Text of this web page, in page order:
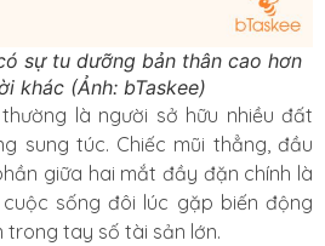
sự tu dưỡng bản thân cao hơn
khác (Ảnh: bTaskee)
là người sở hữu nhiều đất
sung túc. Chiếc mũi thẳng, đầu
giữa hai mắt đầy đặn chính là
sống đôi lúc gặp biến động
trong tay số tài sản lớn.